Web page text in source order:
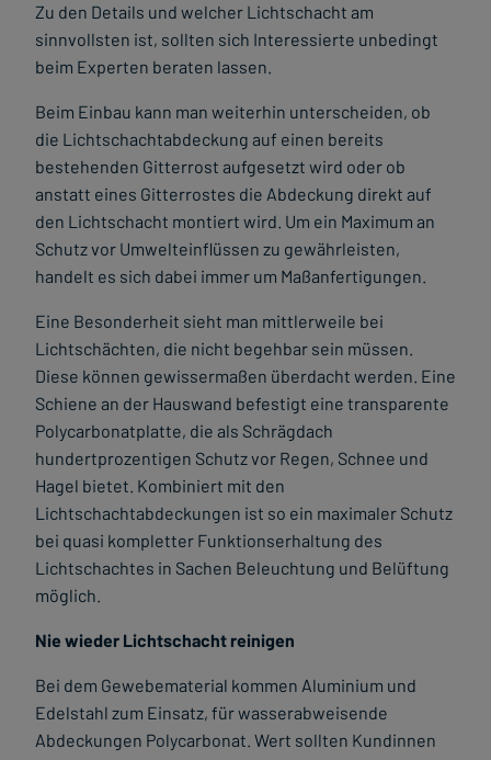
Zu den Details und welcher Lichtschacht am
sinnvollsten ist, sollten sich Interessierte unbedingt
beim Experten beraten lassen.
Beim Einbau kann man weiterhin unterscheiden, ob
die Lichtschachtabdeckung auf einen bereits
bestehenden Gitterrost aufgesetzt wird oder ob
anstatt eines Gitterrostes die Abdeckung direkt auf
den Lichtschacht montiert wird. Um ein Maximum an
Schutz vor Umwelteinflüssen zu gewährleisten,
handelt es sich dabei immer um Maßanfertigungen.
Eine Besonderheit sieht man mittlerweile bei
Lichtschächten, die nicht begehbar sein müssen.
Diese können gewissermaßen überdacht werden. Eine
Schiene an der Hauswand befestigt eine transparente
Polycarbonatplatte, die als Schrägdach
hundertprozentigen Schutz vor Regen, Schnee und
Hagel bietet. Kombiniert mit den
Lichtschachtabdeckungen ist so ein maximaler Schutz
bei quasi kompletter Funktionserhaltung des
Lichtschachtes in Sachen Beleuchtung und Belüftung
möglich.
Nie wieder Lichtschacht reinigen
Bei dem Gewebematerial kommen Aluminium und
Edelstahl zum Einsatz, für wasserabweisende
Abdeckungen Polycarbonat. Wert sollten Kundinnen